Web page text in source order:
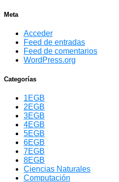
Meta
Acceder
Feed de entradas
Feed de comentarios
WordPress.org
Categorías
1EGB
2EGB
3EGB
4EGB
5EGB
6EGB
7EGB
8EGB
Ciencias Naturales
Computación